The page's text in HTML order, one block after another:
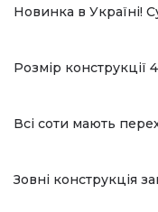
Новинка в Україні!
Розмір конструкції
Всі соти мають
Зовні конструкція